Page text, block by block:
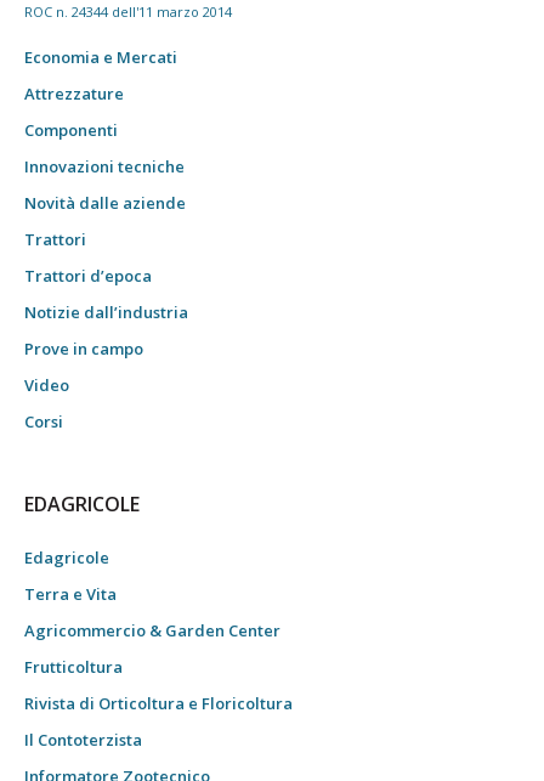
ROC n. 24344 dell'11 marzo 2014
Economia e Mercati
Attrezzature
Componenti
Innovazioni tecniche
Novità dalle aziende
Trattori
Trattori d’epoca
Notizie dall’industria
Prove in campo
Video
Corsi
EDAGRICOLE
Edagricole
Terra e Vita
Agricommercio & Garden Center
Frutticoltura
Rivista di Orticoltura e Floricoltura
Il Contoterzista
Informatore Zootecnico